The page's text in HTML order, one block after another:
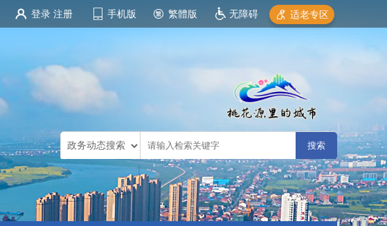
登录 注册 手机版 繁體版 无障碍 适老专区